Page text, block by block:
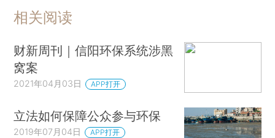
相关阅读
财新周刊｜信阳环保系统涉黑
窝案
2021年04月03日 APP打开
立法如何保障公众参与环保
2019年07月04日 APP打开